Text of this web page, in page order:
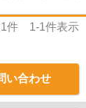
1件 1-1件表示
い合わせ